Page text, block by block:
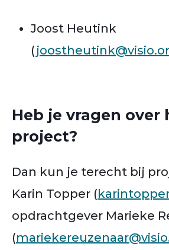
Joost Heutink
(
Heb je vragen over
project?
Dan kun je terecht bij
Karin Topper (
opdrachtgever Marieke
(